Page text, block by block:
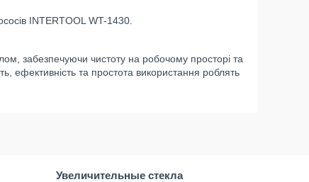
INTERTOOL WT-1430.
забезпечуючи чистоту на робочому просторі та
ефективність та простота використання роблять
Увеличительные стекла